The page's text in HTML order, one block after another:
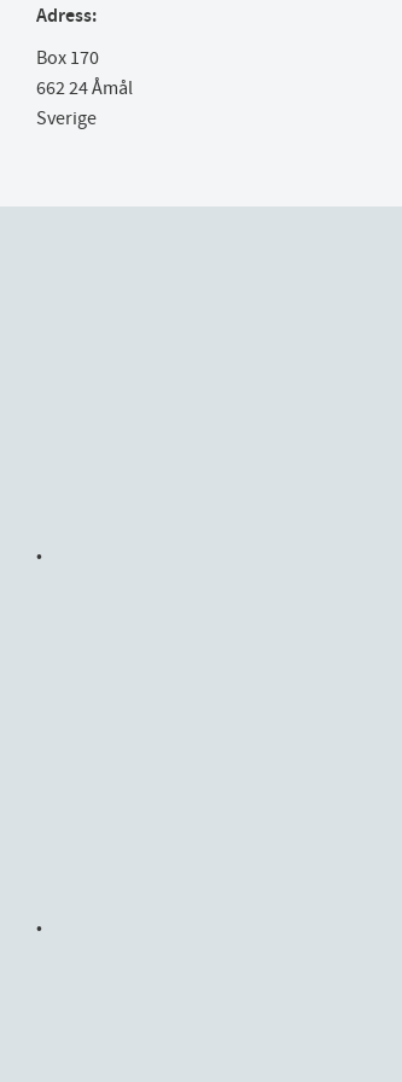
Adress:
Box 170
662 24 Åmål
Sverige